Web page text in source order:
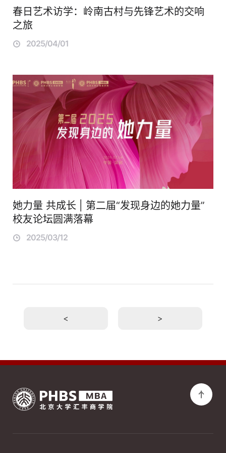
春日艺术访学：岭南古村与先锋艺术的交响
之旅
2025/04/01
她力量 共成长 | 第二届“发现身边的她力量”
校友论坛圆满落幕
2025/03/12
< >